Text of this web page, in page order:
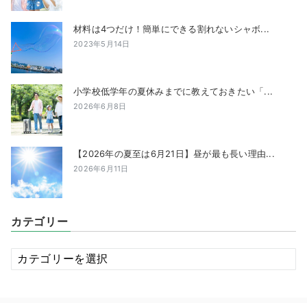
材料は4つだけ！簡単にできる割れないシャボ...
2023年5月14日
小学校低学年の夏休みまでに教えておきたい「...
2026年6月8日
【2026年の夏至は6月21日】昼が最も長い理由...
2026年6月11日
カテゴリー
カ
テ